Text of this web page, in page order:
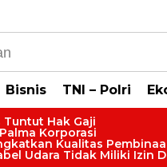
Bisnis TNI – Polri
Tuntut Hak Gaji
Korporasi
Kualitas
Udara Tidak Miliki Izin